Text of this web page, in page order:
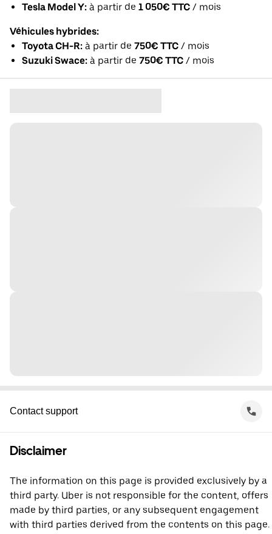
Tesla Model Y: à partir de 1 050€ TTC / mois
Véhicules hybrides:
Toyota CH-R: à partir de 750€ TTC / mois
Suzuki Swace: à partir de 750€ TTC / mois
Contact support
Disclaimer
The information on this page is provided exclusively by a
third party. Uber is not responsible for the content, offers
made by third parties, or any subsequent engagement
with third parties derived from the contents on this page.